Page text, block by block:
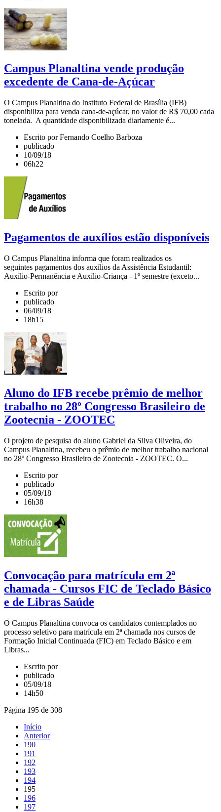
Campus Planaltina vende produção
excedente de Cana-de-Açúcar
O Campus Planaltina do Instituto Federal de Brasília (IFB)
disponibiliza para venda cana-de-açúcar, no valor de R$ 70,00 cada
tonelada. A quantidade disponibilizada diariamente é...
Escrito por Fernando Coelho Barboza
publicado
10/09/18
06h22
Pagamentos de auxílios estão disponíveis
O Campus Planaltina informa que foram realizados os
seguintes pagamentos dos auxílios da Assistência Estudantil:
Auxílio-Permanência e Auxílio-Criança - 1º semestre (exceto...
Escrito por
publicado
06/09/18
18h15
Aluno do IFB recebe prêmio de melhor
trabalho no 28º Congresso Brasileiro de
Zootecnia - ZOOTEC
O projeto de pesquisa do aluno Gabriel da Silva Oliveira, do
Campus Planaltina, recebeu o prêmio de melhor trabalho nacional
no 28º Congresso Brasileiro de Zootecnia - ZOOTEC. O...
Escrito por
publicado
05/09/18
16h38
Convocação para matrícula em 2ª
chamada - Cursos FIC de Teclado Básico
e de Libras Saúde
O Campus Planaltina convoca os candidatos contemplados no
processo seletivo para matrícula em 2ª chamada nos cursos de
Formação Inicial Continuada (FIC) em Teclado Básico e em
Libras...
Escrito por
publicado
05/09/18
14h50
Página 195 de 308
Início
Anterior
190
191
192
193
194
195
196
197